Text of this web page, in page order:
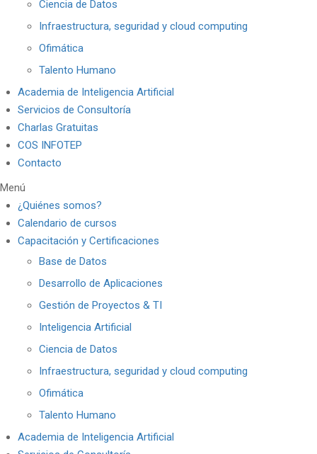
Ciencia de Datos
Infraestructura, seguridad y cloud computing
Ofimática
Talento Humano
Academia de Inteligencia Artificial
Servicios de Consultoría
Charlas Gratuitas
COS INFOTEP
Contacto
Menú
¿Quiénes somos?
Calendario de cursos
Capacitación y Certificaciones
Base de Datos
Desarrollo de Aplicaciones
Gestión de Proyectos & TI
Inteligencia Artificial
Ciencia de Datos
Infraestructura, seguridad y cloud computing
Ofimática
Talento Humano
Academia de Inteligencia Artificial